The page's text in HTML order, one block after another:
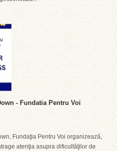
- Fundatia Pentru Voi
Fundaţia Pentru Voi organizează,
atenţia asupra dificultăţilor de